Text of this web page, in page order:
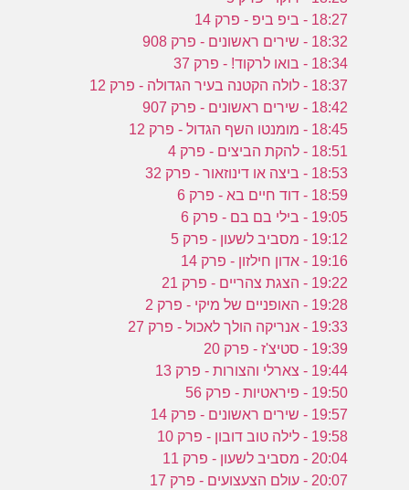
18:27 - ביפ ביפ - פרק 14
18:32 - שירים ראשונים - פרק 908
18:34 - בואו לרקוד! - פרק 37
18:37 - לולה הקטנה בעיר הגדולה - פרק 12
18:42 - שירים ראשונים - פרק 907
18:45 - מומנטו השף הגדול - פרק 12
18:51 - להקת הביצים - פרק 4
18:53 - ביצה או דינוזאור - פרק 32
18:59 - דוד חיים בא - פרק 6
19:05 - בילי בם בם - פרק 6
19:12 - מסביב לשעון - פרק 5
19:16 - אדון חילזון - פרק 14
19:22 - הצגת צהריים - פרק 21
19:28 - האופניים של מיקי - פרק 2
19:33 - אנריקה הולך לאכול - פרק 27
19:39 - סטיצ'ז - פרק 20
19:44 - צארלי והצורות - פרק 13
19:50 - פיראטיות - פרק 56
19:57 - שירים ראשונים - פרק 14
19:58 - לילה טוב דובון - פרק 10
20:04 - מסביב לשעון - פרק 11
20:07 - עולם הצעצועים - פרק 17